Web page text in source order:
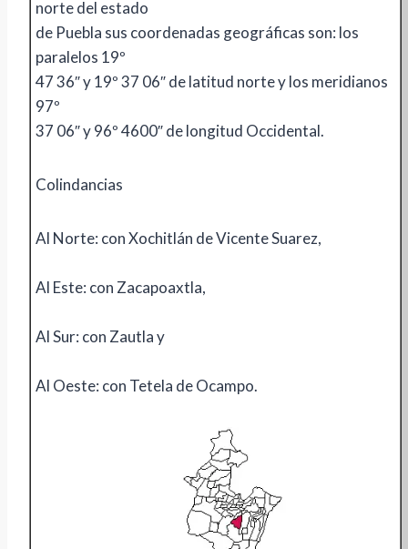
norte del estado
de Puebla sus coordenadas geográficas son: los
paralelos 19º
47 36″ y 19º 37 06″ de latitud norte y los meridianos
97º
37 06″ y 96º 4600″ de longitud Occidental.
Colindancias
Al Norte: con Xochitlán de Vicente Suarez,
Al Este: con Zacapoaxtla,
Al Sur: con Zautla y
Al Oeste: con Tetela de Ocampo.